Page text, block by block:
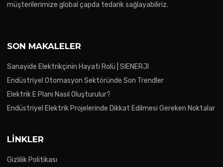
müşterilerimize global çapda tedarik sağlayabiliriz.
SON MAKALELER
Sanayide Elektrikçinin Hayati Rolü | SIENERJI
Endüstriyel Otomasyon Sektöründe Son Trendler
Elektrik E Planı Nasıl Oluşturulur?
Endüstriyel Elektrik Projelerinde Dikkat Edilmesi Gereken Noktalar
LINKLER
Gizlilik Politikası